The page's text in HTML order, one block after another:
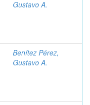
Gustavo A.
Benítez Pérez,
Gustavo A.